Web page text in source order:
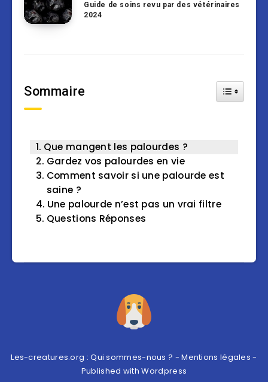
Guide de soins revu par des vétérinaires
2024
Sommaire Toggle
Que mangent les palourdes ?
Gardez vos palourdes en vie
Comment savoir si une palourde est
saine ?
Une palourde n’est pas un vrai filtre
Questions Réponses
Les-creatures.org :Qui sommes-nous ? -Mentions légales -
Published withWordpress